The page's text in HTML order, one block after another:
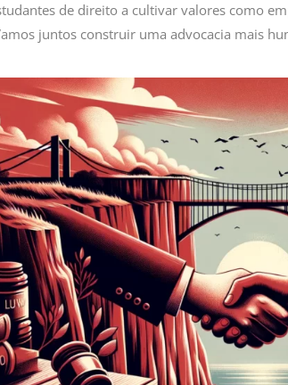
de direito a cultivar valores como
juntos construir uma advocacia mais